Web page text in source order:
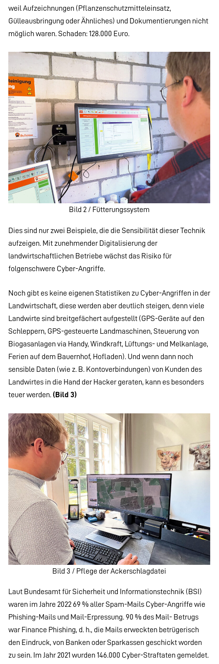
weil Aufzeichnungen (Pflanzenschutzmitteleinsatz,
Gülleausbringung oder Ähnliches) und Dokumentierungen nicht
möglich waren. Schaden: 128.000 Euro.
Bild 2 / Fütterungssystem
Dies sind nur zwei Beispiele, die die Sensibilität dieser Technik
aufzeigen. Mit zunehmender Digitalisierung der
landwirtschaftlichen Betriebe wächst das Risiko für
folgenschwere Cyber-Angriffe.
Noch gibt es keine eigenen Statistiken zu Cyber-Angriffen in der
Landwirtschaft, diese werden aber deutlich steigen, denn viele
Landwirte sind breitgefächert aufgestellt (GPS-Geräte auf den
Schleppern, GPS-gesteuerte Landmaschinen, Steuerung von
Biogasanlagen via Handy, Windkraft, Lüftungs- und Melkanlage,
Ferien auf dem Bauernhof, Hofladen). Und wenn dann noch
sensible Daten (wie z. B. Kontoverbindungen) von Kunden des
Landwirtes in die Hand der Hacker geraten, kann es besonders
teuer werden.(Bild 3)
Bild 3 / Pflege der Ackerschlagdatei
Laut Bundesamt für Sicherheit und Informationstechnik (BSI)
waren im Jahre 2022 69 % aller Spam-Mails Cyber-Angriffe wie
Phishing-Mails und Mail-Erpressung. 90 % des Mail- Betrugs
war Finance Phishing, d. h., die Mails erweckten betrügerisch
den Eindruck, von Banken oder Sparkassen geschickt worden
zu sein. Im Jahr 2021 wurden 146.000 Cyber-Straftaten gemeldet.